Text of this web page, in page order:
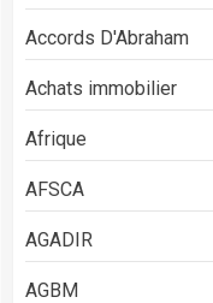
Accords D'Abraham
Achats immobilier
Afrique
AFSCA
AGADIR
AGBM